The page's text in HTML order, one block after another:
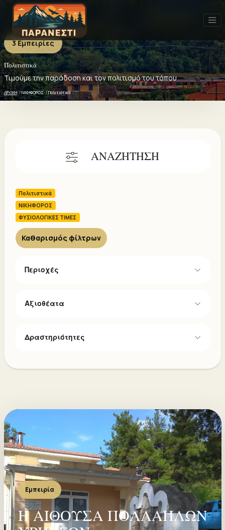
3 Εμπειρίες
Πολιτιστικά
Τιμούμε την παράδοση και τον πολιτισμό του τόπου
ΑΡΧΙΚΗ ΝΙΚΗΦΟΡΟΣ Πολιτιστικά
ΑΝΑΖΗΤΗΣΗ
Πολιτιστικά
ΝΙΚΗΦΟΡΟΣ
ΦΥΣΙΟΛΟΓΙΚΕΣ ΤΙΜΕΣ
Καθαρισμός φίλτρων
Περιοχές
Αξιοθέατα
Δραστηριότητες
Πολιτιστικά - 3 ΕΜΠΕΙΡΙΕΣ
Πρόσφατα Δημοφιλή Καλύτερη αξιολόγηση
Εμπειρία
Η ΑΙΘΟΥΣΑ ΠΟΛΛΑΠΛΩΝ